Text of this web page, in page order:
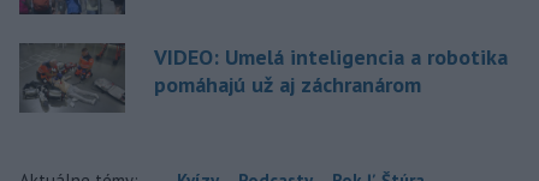
VIDEO: Umelá inteligencia a robotika
pomáhajú už aj záchranárom